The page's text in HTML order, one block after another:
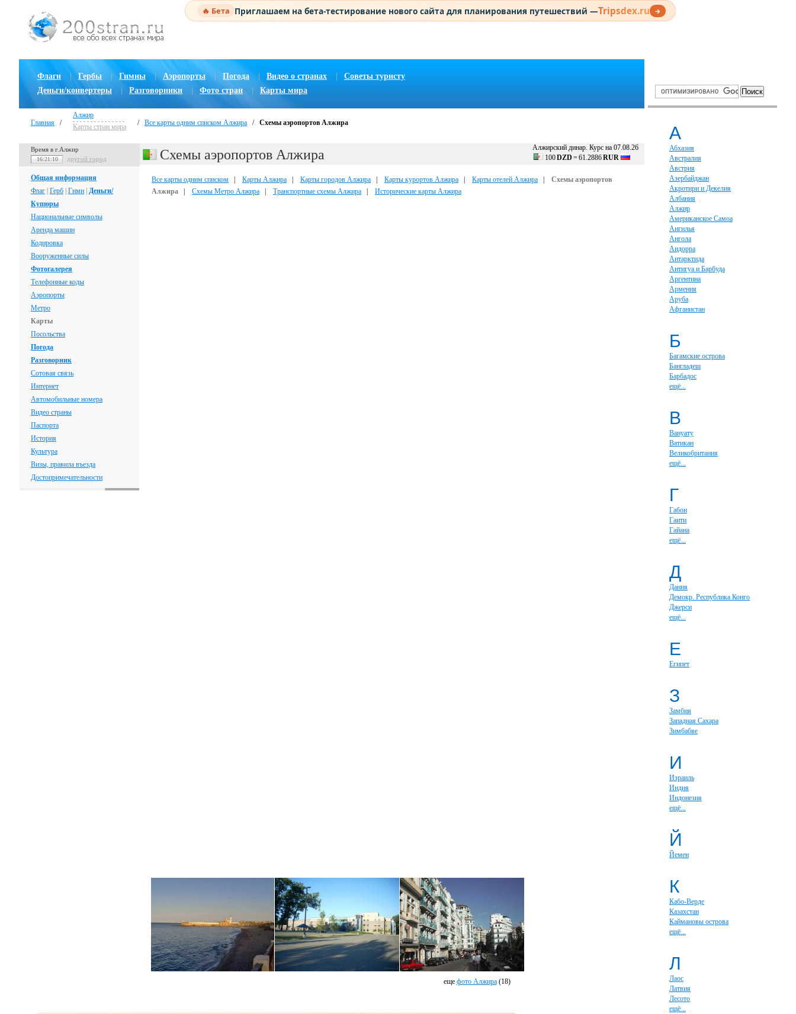
🔥 Бета Приглашаем на бета-тестирование нового сайта для планирования путешествий —Tripsdex.ru →
Флаги Гербы Гимны | Аэропорты Погода | Видео о странах
Советы туристу
Деньги/конвертеры
Разговорники Фото стран Карты мира
Главная /
Алжир
Карты стран мира
/ Все карты одним списком Алжира / Схемы аэропортов Алжира
Время в г.Алжир
16:21:11 другой город
Общая информация
Флаг Герб Гимн Деньги/
Купюры
Национальные символы
Аренда машин
Кодировка
Вооруженные силы
Фотогалерея
Телефонные коды
Аэропорты
Метро
Карты
Посольства
Погода
Разговорник
Сотовая связь
Интернет
Автомобильные номера
Видео страны
Паспорта
История
Культура
Визы, правила въезда
Достопримечательности
Алжирский динар. Курс на 07.08.26
100DZD =61.2886RUR
Схемы аэропортов Алжира
Все карты одним списком Карты Алжира Карты городов Алжира Карты курортов Алжира Карты отелей Алжира
Схемы аэропортов
Алжира
Схемы Метро Алжира Транспортные схемы Алжира Исторические карты Алжира
еще фото Алжира(18)
А
Абхазия
Австралия
Австрия
Азербайджан
Акротири и Декелия
Албания
Алжир
Американское Самоа
Ангилья
Ангола
Андорра
Антарктида
Антигуа и Барбуда
Аргентина
Армения
Аруба
Афганистан
Б
Багамские острова
Бангладеш
Барбадос
ещё...
В
Вануату
Ватикан
Великобритания
ещё...
Г
Габон
Гаити
Гайана
ещё...
Д
Дания
Демокр. Республика Конго
Джерси
ещё...
Е
Египет
З
Замбия
Западная Сахара
Зимбабве
И
Израиль
Индия
Индонезия
ещё...
Й
Йемен
К
Кабо-Верде
Казахстан
Каймановы острова
ещё...
Л
Лаос
Латвия
Лесото
ещё...